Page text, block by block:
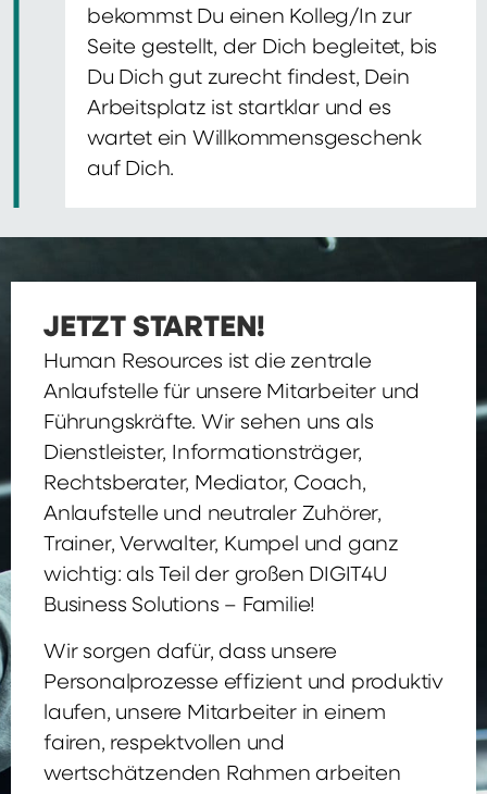
bekommst Du einen Kolleg/In zur
Seite gestellt, der Dich begleitet, bis
Du Dich gut zurecht findest, Dein
Arbeitsplatz ist startklar und es
wartet ein Willkommensgeschenk
auf Dich.
JETZT STARTEN!
Human Resources ist die zentrale
Anlaufstelle für unsere Mitarbeiter und
Führungskräfte. Wir sehen uns als
Dienstleister, Informationsträger,
Rechtsberater, Mediator, Coach,
Anlaufstelle und neutraler Zuhörer,
Trainer, Verwalter, Kumpel und ganz
wichtig: als Teil der großen DIGIT4U
Business Solutions – Familie!
Wir sorgen dafür, dass unsere
Personalprozesse effizient und produktiv
laufen, unsere Mitarbeiter in einem
fairen, respektvollen und
wertschätzenden Rahmen arbeiten